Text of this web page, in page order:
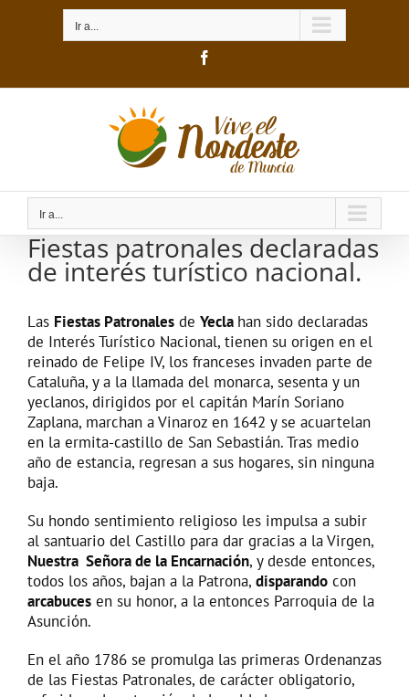
Ir a...
Ir a...
Fiestas patronales declaradas
de interés turístico nacional.
Las Fiestas Patronales de Yecla han sido declaradas
de Interés Turístico Nacional, tienen su origen en el
reinado de Felipe IV, los franceses invaden parte de
Cataluña, y a la llamada del monarca, sesenta y un
yeclanos, dirigidos por el capitán Marín Soriano
Zaplana, marchan a Vinaroz en 1642 y se acuartelan
en la ermita-castillo de San Sebastián. Tras medio
año de estancia, regresan a sus hogares, sin ninguna
baja.
Su hondo sentimiento religioso les impulsa a subir
al santuario del Castillo para dar gracias a la Virgen,
Nuestra Señora de la Encarnación, y desde entonces,
todos los años, bajan a la Patrona, disparando con
arcabuces en su honor, a la entonces Parroquia de la
Asunción.
En el año 1786 se promulga las primeras Ordenanzas
de las Fiestas Patronales, de carácter obligatorio,